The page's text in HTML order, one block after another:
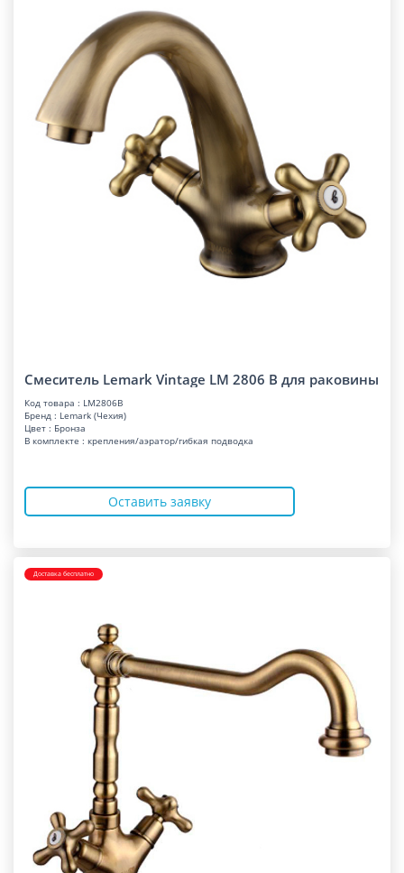
Смеситель Lemark Vintage LM 2806 B для раковины
Код товара : LM2806B
Бренд : Lemark (Чехия)
Цвет : Бронза
В комплекте : крепления/аэратор/гибкая подводка
Оставить заявку
Доставка бесплатно